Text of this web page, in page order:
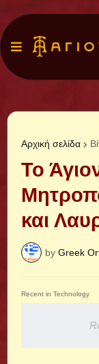
Αρχική σελίδα
Το
και
by Greek
Recent in Technology